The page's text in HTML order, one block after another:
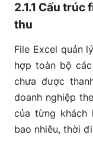
2.1.1 Cấu trúc
thu
File Excel quản
hợp toàn bộ
chưa được
doanh nghiệp
của từng
bao nhiêu, thời